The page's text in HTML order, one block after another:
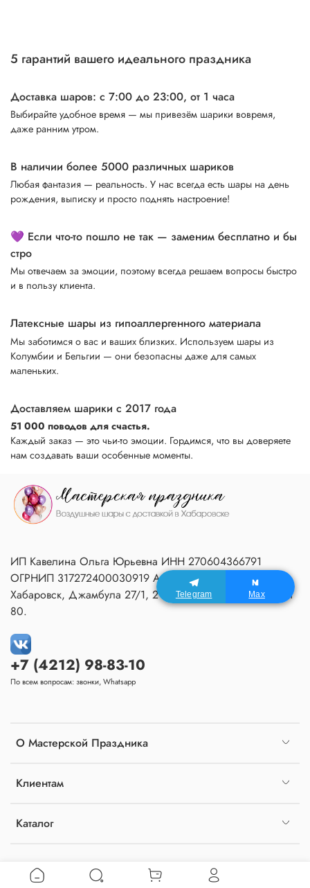
5 гарантий вашего идеального праздника
Доставка шаров: с 7:00 до 23:00, от 1 часа
Выбирайте удобное время — мы привезём шарики вовремя,
даже ранним утром.
В наличии более 5000 различных шариков
Любая фантазия — реальность. У нас всегда есть шары на день
рождения, выписку и просто поднять настроение!
💜 Если что-то пошло не так — заменим бесплатно и бы
стро
Мы отвечаем за эмоции, поэтому всегда решаем вопросы быстро
и в пользу клиента.
Латексные шары из гипоаллергенного материала
Мы заботимся о вас и ваших близких. Используем шары из
Колумбии и Бельгии — они безопасны даже для самых
маленьких.
Доставляем шарики с 2017 года
51 000 поводов для счастья.
Каждый заказ — это чьи-то эмоции. Гордимся, что вы доверяете
нам создавать ваши особенные моменты.
О Мастерской Праздника
Клиентам
Каталог
+7 (4212) 98-83-10
По всем вопросам: звонки, Whatsapp
ИП Кавелина Ольга Юрьевна ИНН 270604366791
ОГРНИП 317272400030919 Адрес Мастерской:
Хабаровск, Джамбула 27/1, 2 подъезд, 1 этаж, домофон
80.
Telegram Max